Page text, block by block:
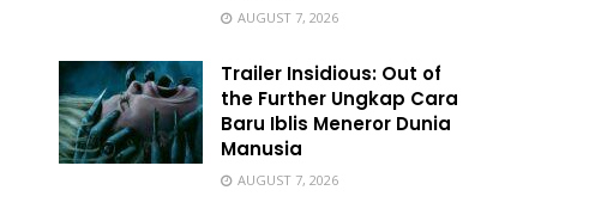
AUGUST 7, 2026
Trailer Insidious: Out of
the Further Ungkap Cara
Baru Iblis Meneror Dunia
Manusia
AUGUST 7, 2026